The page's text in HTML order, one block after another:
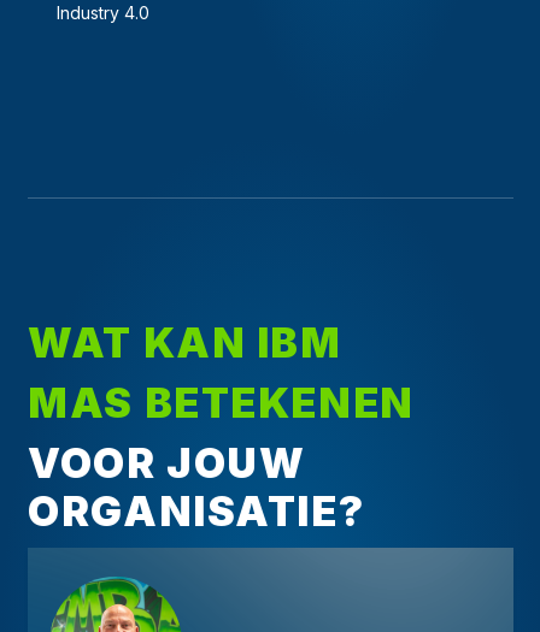
Industry 4.0
WAT KAN IBM
MAS BETEKENEN
VOOR JOUW
ORGANISATIE?